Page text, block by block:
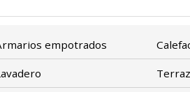
empotrados